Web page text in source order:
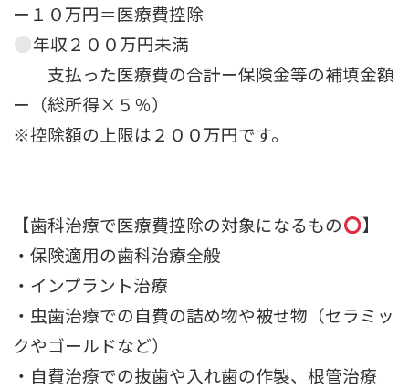
ー１０万円＝医療費控除
年収２００万円未満
支払った医療費の合計ー保険金等の補填金額
ー（総所得×５％）
※控除額の上限は２００万円です。
【歯科治療で医療費控除の対象になるもの
】
・保険適用の歯科治療全般
・インプラント治療
・虫歯治療での自費の詰め物や被せ物（セラミッ
クやゴールドなど）
・自費治療での抜歯や入れ歯の作製、根管治療